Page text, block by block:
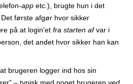
app etc.), brugte hun i det
første afgør hvor sikker
på at login'et fra starten afvar i
det andet hvor sikker han kan
brugeren logger ind hos sin